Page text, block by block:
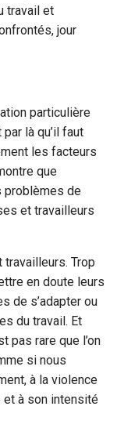
travail et
jour
particulière
là qu’il faut
les facteurs
que
problèmes de
et travailleurs
Trop
en doute leurs
de s’adapter ou
du travail. Et
pas rare que l’on
si nous
à la violence
et à son intensité